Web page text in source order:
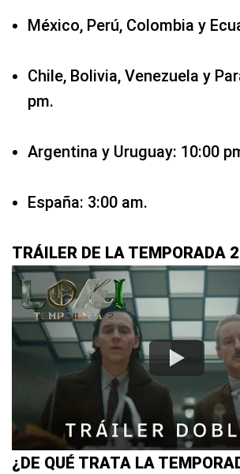
México, Perú, Colombia y
Chile, Bolivia, Venezuela y
pm.
Argentina y Uruguay: 10:00
España: 3:00 am.
TRÁILER DE LA TEMPORADA 2
¿DE QUÉ TRATA LA